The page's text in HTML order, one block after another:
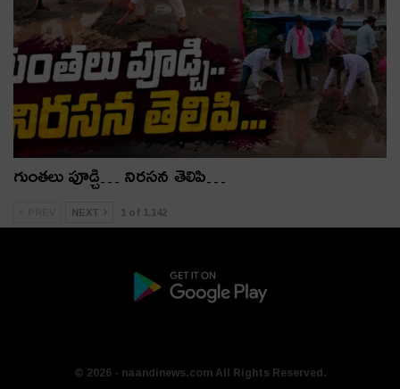
గుంతలు పూడ్చి… నిరసన తెలిపి…
NEXT 1 of 1,142
© 2026 - naandinews.com All Rights Reserved.